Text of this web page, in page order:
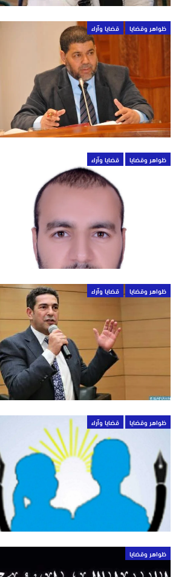
ظواهر وقضايا قضايا وآراء
ظواهر وقضايا قضايا وآراء
ظواهر وقضايا قضايا وآراء
ظواهر وقضايا قضايا وآراء
ظواهر وقضايا